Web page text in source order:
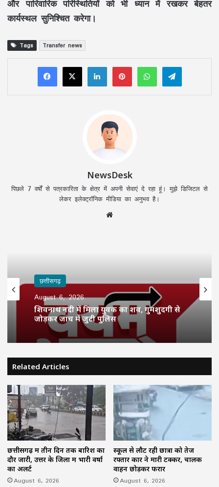
कार्यस्थल सुनिश्चित करेगा।
Tags Transfer news
LinkedInPinterestWhatsAppTelegram
NewsDesk
पिछले 7 वर्षों से पत्रकारिता के क्षेत्र में अपनी सेवाएं दे रहा हूं। मुझे डिजिटल से
लेकर इलेक्ट्रॉनिक मीडिया का अनुभव है।
छत्तीसगढ़
August 6, 2026
शिवनाथ नदी में मिला युवक का शव, गुमशुदगी से
जोड़कर जांच में जुटी पुलिस
Related Articles
छत्तीसगढ़ में तीन दिन तक बारिश का
दौर जारी, उत्तर के जिलों में भारी वर्षा
का अलर्ट
August 6, 2026
स्कूल से लौट रही छात्रा को तेज
रफ्तार कार ने मारी टक्कर, चालक
वाहन छोड़कर फरार
August 6, 2026